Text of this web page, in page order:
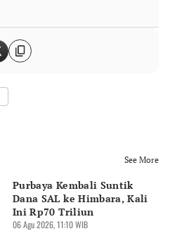
See More
Purbaya Kembali Suntik
Dana SAL ke Himbara, Kali
Ini Rp70 Triliun
06 Agu 2026, 11:10 WIB